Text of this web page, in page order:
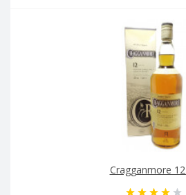
Cragganmore